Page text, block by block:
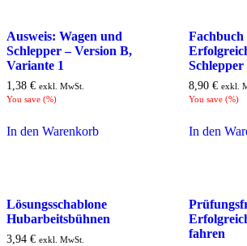
Ausweis: Wagen und
Schlepper – Version B,
Variante 1
1,38 € exkl. MwSt.
You save (%)
In den Warenkorb
Fachbuch
8,90 € exkl.
You save (%)
In den
Lösungsschablone
Hubarbeitsbühnen
3,94 € exkl. MwSt.
fahren